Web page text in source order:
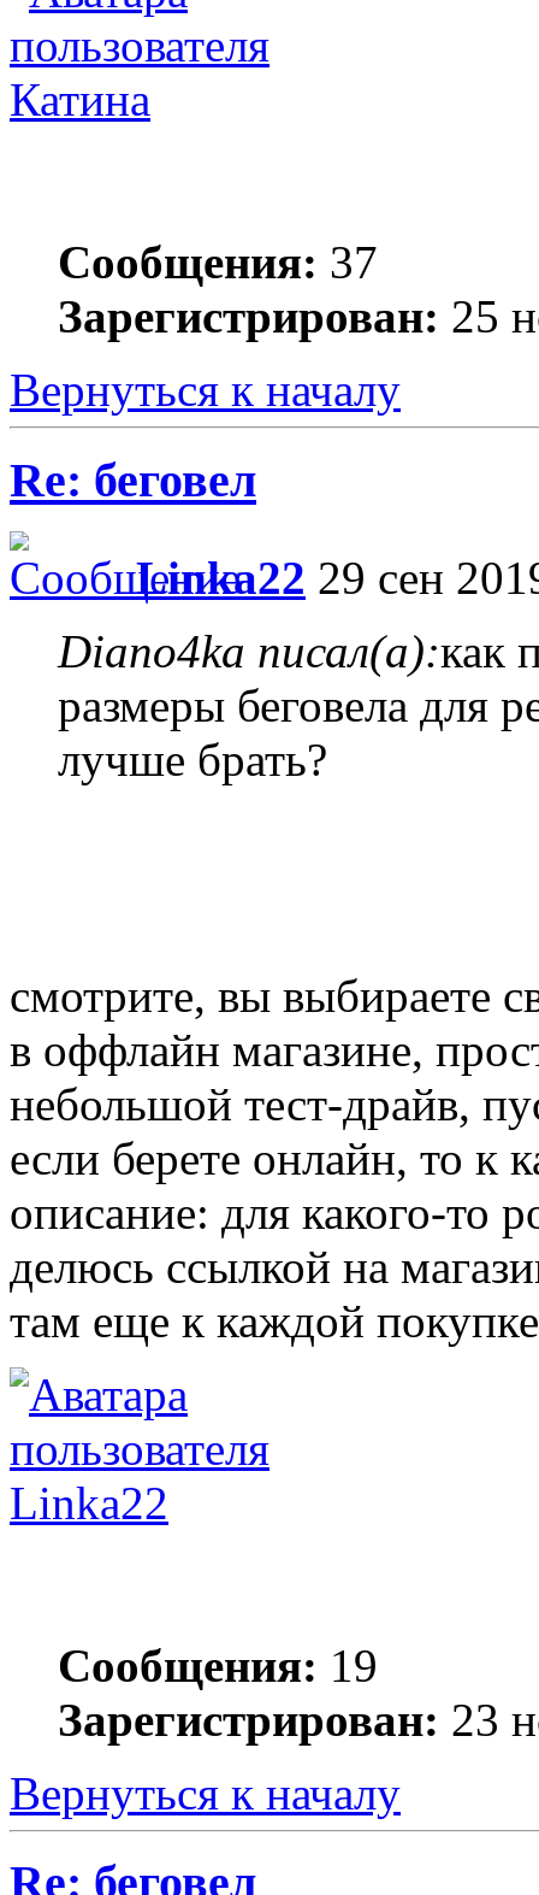
Катина
Сообщения: 37
Зарегистрирован: 25
Вернуться к началу
Re: беговел
Linka22 29 сен
Diano4ka писал(а):как
размеры беговела для
лучше брать?
смотрите, вы выбираете
в оффлайн магазине,
небольшой тест-драйв,
если берете онлайн, то
описание: для какого-то
делюсь ссылкой на
там еще к каждой
Linka22
Сообщения: 19
Зарегистрирован: 23
Вернуться к началу
Re: беговел